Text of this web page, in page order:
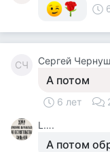
СЧ Сергей
А потом
6 лет
L….
А потом